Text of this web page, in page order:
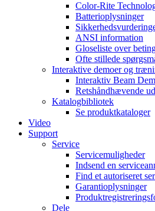
Color-Rite
Batterioplysninger
ANSI information
Gloseliste over
Ofte stillede
Interaktive demoer og
Interaktiv Beam
Retshåndhævende
Katalogbibliotek
Se produktkataloger
Video
Support
Service
Servicemuligheder
Indsend en
Find et autoriseret
Garantioplysninger
Dele